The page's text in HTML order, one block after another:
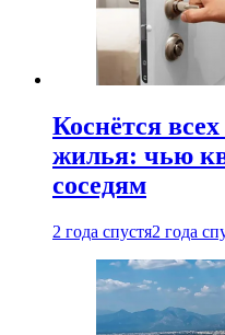
Коснётся
жилья: чью
соседям
2 года спустя2 года